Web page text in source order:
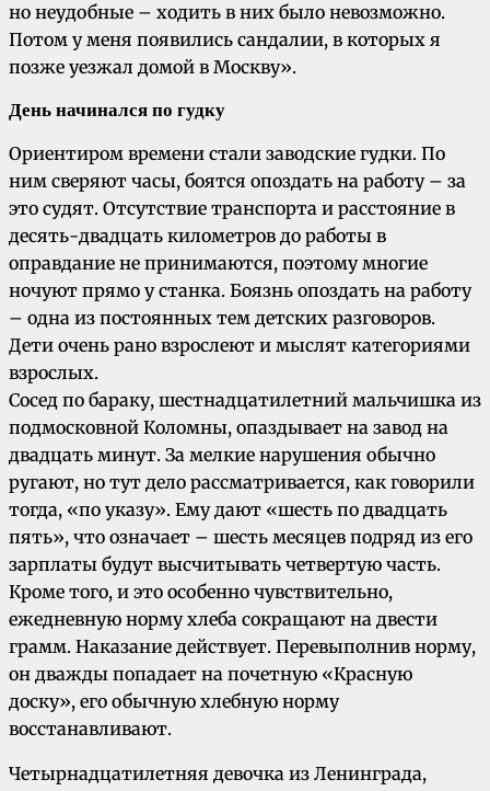
но неудобные – ходить в них было невозможно.
Потом у меня появились сандалии, в которых я
позже уезжал домой в Москву».
День начинался по гудку
Ориентиром времени стали заводские гудки. По
ним сверяют часы, боятся опоздать на работу – за
это судят. Отсутствие транспорта и расстояние в
десять-двадцать километров до работы в
оправдание не принимаются, поэтому многие
ночуют прямо у станка. Боязнь опоздать на работу
– одна из постоянных тем детских разговоров.
Дети очень рано взрослеют и мыслят категориями
взрослых.
Сосед по бараку, шестнадцатилетний мальчишка из
подмосковной Коломны, опаздывает на завод на
двадцать минут. За мелкие нарушения обычно
ругают, но тут дело рассматривается, как говорили
тогда, «по указу». Ему дают «шесть по двадцать
пять», что означает – шесть месяцев подряд из его
зарплаты будут высчитывать четвертую часть.
Кроме того, и это особенно чувствительно,
ежедневную норму хлеба сокращают на двести
грамм. Наказание действует. Перевыполнив норму,
он дважды попадает на почетную «Красную
доску», его обычную хлебную норму
восстанавливают.
Четырнадцатилетняя девочка из Ленинграда,